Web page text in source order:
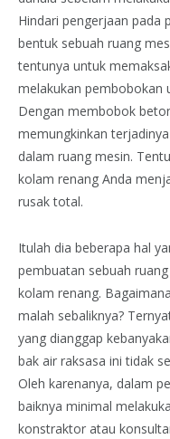
Hindari pengerjaan pada
bentuk sebuah ruang
tentunya untuk
melakukan pembobokan
Dengan membobok
memungkinkan
dalam ruang mesin.
kolam renang Anda
rusak total.
Itulah dia beberapa hal
pembuatan sebuah
kolam renang.
malah sebaliknya?
yang dianggap
bak air raksasa ini tidak
Oleh karenanya, dalam
baiknya minimal
konstraktor atau